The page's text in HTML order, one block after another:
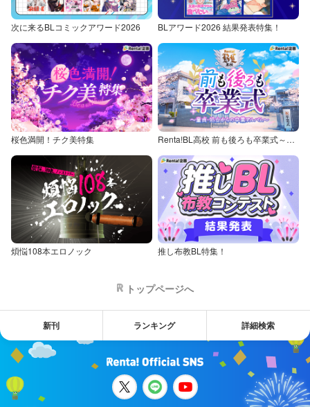
次に来るBLコミックアワード2026 BLアワード2026 結果発表特集！
桜色満開！チク美特集 Renta!BL高校 前も後ろも卒業式～童貞・処女からの卒業アルバム～
煩悩108本エロノック 推し布教BL特集！
トップページへ
新刊 ランキング 詳細検索